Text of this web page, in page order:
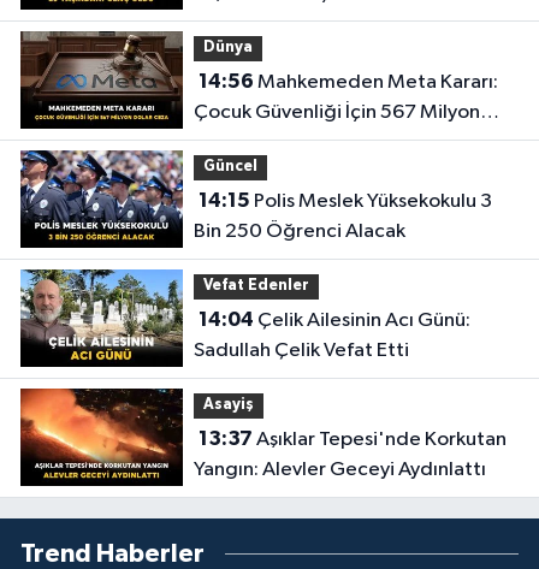
Dünya
14:56
Çocuk Güvenliği İçin 567 Milyon
Dolar Ceza
Güncel
14:15
Bin 250 Öğrenci Alacak
Vefat Edenler
14:04
Sadullah Çelik Vefat Etti
Asayiş
13:37
Yangın: Alevler Geceyi Aydınlattı
Trend Haberler